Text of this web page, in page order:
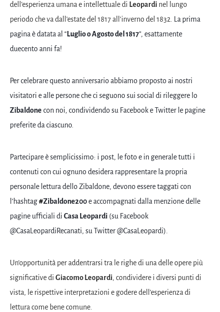
dell’esperienza umana e intellettuale di Leopardi nel lungo
periodo che va dall’estate del 1817 all’inverno del 1832.
La prima
pagina è datata al “ Luglio o Agosto del 1817”, esattamente
duecento anni fa!
Per celebrare questo anniversario abbiamo proposto ai nostri
visitatori e alle persone che ci seguono sui social di rileggere lo
Zibaldone con noi, condividendo su Facebook e Twitter le pagine
preferite da ciascuno.
Partecipare è semplicissimo: i post, le foto e in generale tutti i
contenuti con cui ognuno desidera rappresentare la propria
personale lettura dello Zibaldone, devono essere taggati con
l’hashtag#Zibaldone200e accompagnati dalla menzione delle
pagine ufficiali di Casa Leopardi (su Facebook
@CasaLeopardiRecanati, su Twitter @CasaLeopardi).
Un’opportunità per addentrarsi tra le righe di una delle opere più
significative di Giacomo Leopardi, condividere i diversi punti di
vista, le rispettive interpretazioni e godere dell’esperienza di
lettura come bene comune.